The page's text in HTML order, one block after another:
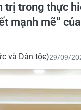
trị trong thực
mạnh mẽ”
và Dân tộc)29/09/